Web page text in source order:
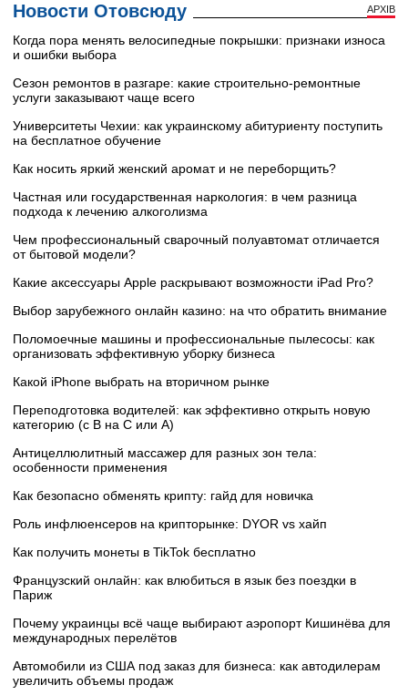
Новости Отовсюду АРХІВ
Когда пора менять велосипедные покрышки: признаки износа
и ошибки выбора
Сезон ремонтов в разгаре: какие строительно-ремонтные
услуги заказывают чаще всего
Университеты Чехии: как украинскому абитуриенту поступить
на бесплатное обучение
Как носить яркий женский аромат и не переборщить?
Частная или государственная наркология: в чем разница
подхода к лечению алкоголизма
Чем профессиональный сварочный полуавтомат отличается
от бытовой модели?
Какие аксессуары Apple раскрывают возможности iPad Pro?
Выбор зарубежного онлайн казино: на что обратить внимание
Поломоечные машины и профессиональные пылесосы: как
организовать эффективную уборку бизнеса
Какой iPhone выбрать на вторичном рынке
Переподготовка водителей: как эффективно открыть новую
категорию (с B на C или А)
Антицеллюлитный массажер для разных зон тела:
особенности применения
Как безопасно обменять крипту: гайд для новичка
Роль инфлюенсеров на крипторынке: DYOR vs хайп
Как получить монеты в TikTok бесплатно
Французский онлайн: как влюбиться в язык без поездки в
Париж
Почему украинцы всё чаще выбирают аэропорт Кишинёва для
международных перелётов
Автомобили из США под заказ для бизнеса: как автодилерам
увеличить объемы продаж